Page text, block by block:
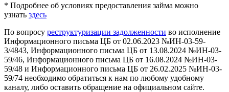
* Подробнее об условиях предоставления займа можно
узнать здесь
По вопросу реструктуризации задолженности во исполнение
Информационного письма ЦБ от 02.06.2023 №ИН-03-59-
3/4843, Информационного письма ЦБ от 13.08.2024 №ИН-03-
59/46, Информационного письма ЦБ от 16.08.2024 №ИН-03-
59/48 и Информационного письма ЦБ от 26.02.2025 №ИН-03-
59/74 необходимо обратиться к нам по любому удобному
каналу, либо оставить обращение на официальном сайте.